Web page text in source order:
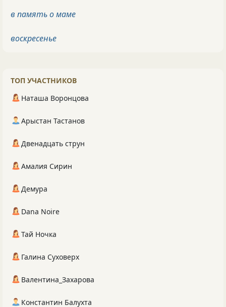
в память о маме
воскресенье
ТОП УЧАСТНИКОВ
Наташа Воронцова
Арыстан Тастанов
Двенадцать струн
Амалия Сирин
Демура
Dana Noire
Тай Ночка
Галина Суховерх
Валентина_Захарова
Константин Балухта